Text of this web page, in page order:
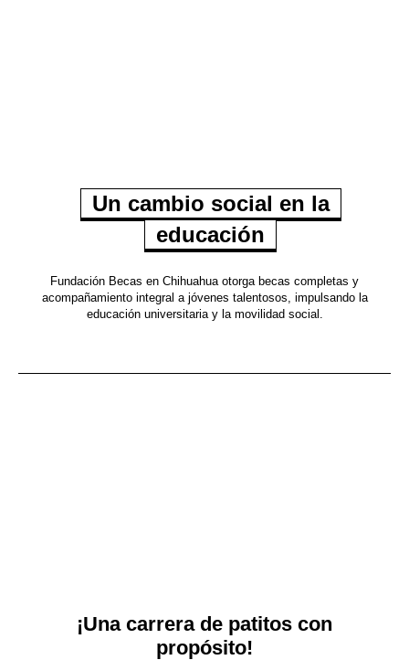
Un cambio social en la
educación
Fundación Becas en Chihuahua otorga becas completas y
acompañamiento integral a jóvenes talentosos, impulsando la
educación universitaria y la movilidad social.
¡Una carrera de patitos con
propósito!